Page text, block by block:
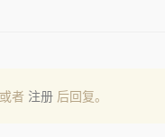
者 注册 后回复。